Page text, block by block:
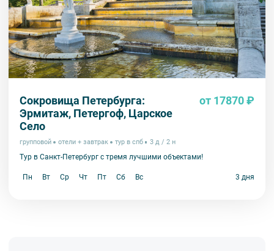
Сокровища Петербурга:
Эрмитаж, Петергоф, Царское
Село
от 17870 ₽
групповой отели + завтрак тур в спб 3 д / 2 н
Тур в Санкт-Петербург с тремя лучшими объектами!
Пн Вт Ср Чт Пт Сб Вс 3 дня